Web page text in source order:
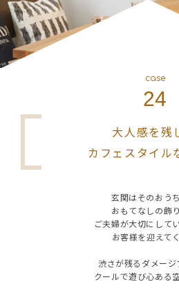
テクノロジー
検索・見学予約
ション
家づくりの知識
case
24
大人感を残
カフェスタイル
玄関はそのおう
おもてなしの飾
ご夫婦が大切にして
お客様を迎えて
渋さが残るダメージ
クールで遊び心ある